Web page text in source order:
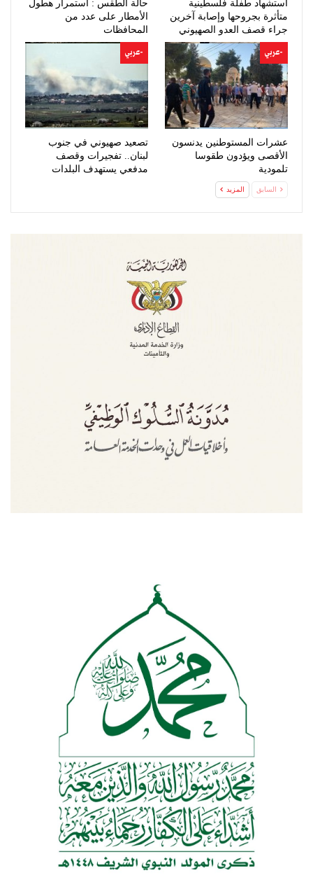
استشهاد طفلة فلسطينية
متأثرة بجروحها وإصابة آخرين
جراء قصف العدو الصهيوني
غزة
حالة الطقس : استمرار هطول
الأمطار على عدد من
المحافظات
-عربي
عشرات المستوطنين يدنسون
الأقصى ويؤدون طقوسا
تلمودية
-عربي
تصعيد صهيوني في جنوب
لبنان.. تفجيرات وقصف
مدفعي يستهدف البلدات
السابق المزيد